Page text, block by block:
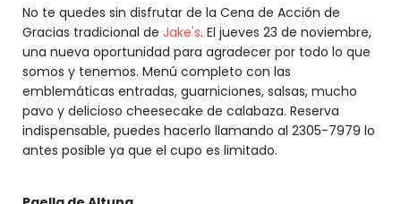
No te quedes sin disfrutar de la Cena de Acción de
Gracias tradicional de Jake's. El jueves 23 de noviembre,
una nueva oportunidad para agradecer por todo lo que
somos y tenemos. Menú completo con las
emblemáticas entradas, guarniciones, salsas, mucho
pavo y delicioso cheesecake de calabaza. Reserva
indispensable, puedes hacerlo llamando al 2305-7979 lo
antes posible ya que el cupo es limitado.